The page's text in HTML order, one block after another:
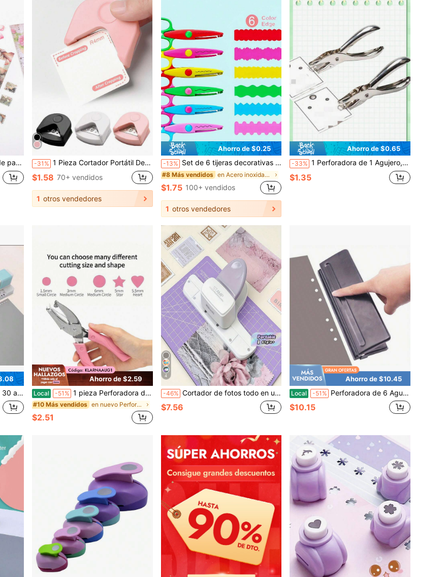
de decoración de regalos DIY -31% 1 Pieza Cortador Portátil De Esquina Redondeada R4, Troqueladora De Esquina Para Cortar Papel De Tarjetas, Fotos Y Herramientas De Scrapbooking De Bricolaje
$1.58 70+ vendidos
1 otros vendedores
Ahorro de $0.25
-13% Set de 6 tijeras decorativas de borde, tijeras de corte de papel de resina ABS, 6 patrones, corte suave, coloridas y divertidas, útiles escolares
#8 Más vendidos en Acero inoxidable Perforadora
$1.75 100+ vendidos
1 otros vendedores
Ahorro de $0.65
-33% 1 Perforadora de 1 Agujero, Diámetro de 6mm/3mm, Herramienta de Perforación Manual de Metal, Perforadora de Libros Portátil, Adecuada para Escuela, Oficina, Instituciones Educativas y Almacenamiento de Tarjetas en el Hogar, Aplicable a Papel y Tarjetas, Molde de Perforación de Agujeros Redondos Manual
$1.35
tamaños, material ABS + metal, duradera
Ahorro de $2.59
Local -51% 1 pieza Perforadora de un solo agujero con forma de corazón, construcción de metal con mango suave, adecuada para ropa, boletos, manualidades, álbumes de recortes, útiles escolares, vuelta a la escuela
#10 Más vendidos en nuevo Perforadora de papel
$2.51
4
-46% Cortador de fotos todo en uno, recortador de sellos, cortador de papel para scrapbooking - Ligero y preciso
$7.56
Ahorro de $10.45
Local -51% Perforadora de 6 Agujeros Estándar Suministros de Encuadernación de Oficina Papelería Estudiantil Equipo de Encuadernación de Oficina Buena Herramienta
$10.15